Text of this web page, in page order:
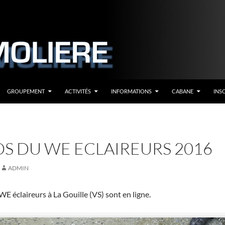
GROUPEMENT ACTIVITÉS INFORMATIONS CABANE
DU WE ECLAIREURS 2016
ADMIN
éclaireurs à La Gouille (VS) sont en ligne.